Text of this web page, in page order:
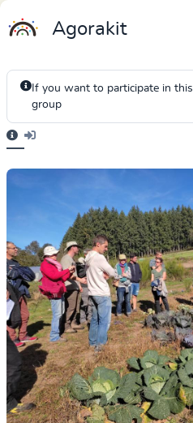
Agorakit
If you want to participate in this
group